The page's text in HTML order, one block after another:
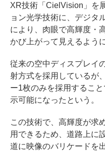
XR技術「CielVision」を
ョン光学技術に、デジタ
により、肉眼で高輝度・
かび上がって見えるよう
従来の空中ディスプレイ
射方式を採用しているが
ー1枚のみを採用するこ
示可能になったという。
この技術で、高輝度が求
用できるため、道路上に
道に映像のバリケードを